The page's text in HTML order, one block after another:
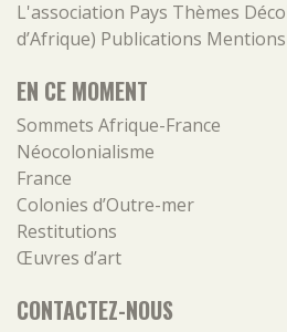
L'association Pays Thèmes
d’Afrique) Publications
EN CE MOMENT
Sommets Afrique-France
Néocolonialisme
France
Colonies d’Outre-mer
Restitutions
Œuvres d’art
CONTACTEZ-NOUS